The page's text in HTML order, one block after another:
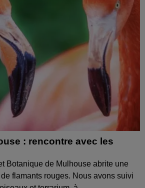
: rencontre avec les
Botanique de Mulhouse abrite une
flamants rouges. Nous avons suivi